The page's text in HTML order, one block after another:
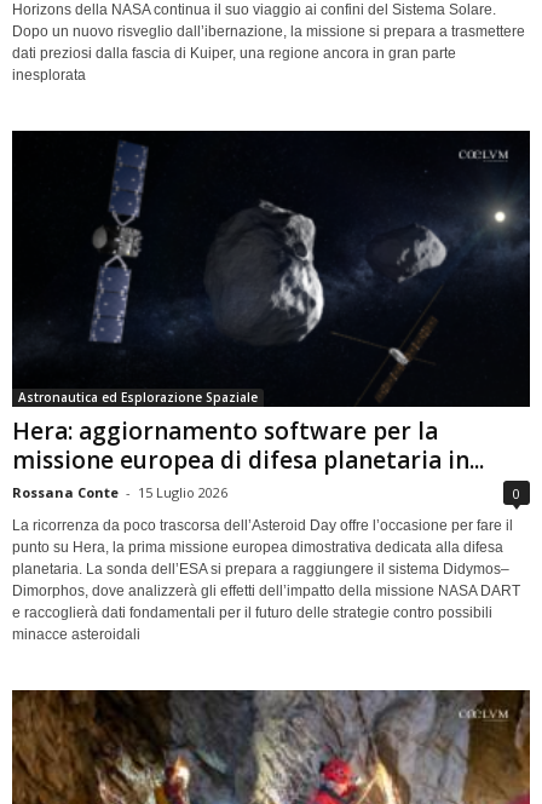
Horizons della NASA continua il suo viaggio ai confini del Sistema Solare.
Dopo un nuovo risveglio dall’ibernazione, la missione si prepara a trasmettere
dati preziosi dalla fascia di Kuiper, una regione ancora in gran parte
inesplorata
Astronautica ed Esplorazione Spaziale
Hera: aggiornamento software per la
missione europea di difesa planetaria in...
Rossana Conte - 15 Luglio 2026 0
La ricorrenza da poco trascorsa dell’Asteroid Day offre l’occasione per fare il
punto su Hera, la prima missione europea dimostrativa dedicata alla difesa
planetaria. La sonda dell’ESA si prepara a raggiungere il sistema Didymos–
Dimorphos, dove analizzerà gli effetti dell’impatto della missione NASA DART
e raccoglierà dati fondamentali per il futuro delle strategie contro possibili
minacce asteroidali